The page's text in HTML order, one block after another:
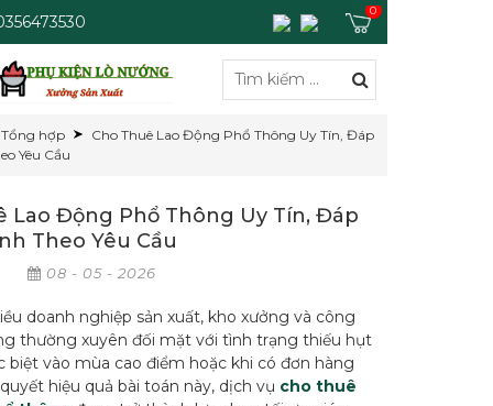
0
Tổng hợp
Cho Thuê Lao Động Phổ Thông Uy Tín, Đáp
Yêu Cầu
Lao Động Phổ Thông Uy Tín, Đáp
Theo Yêu Cầu
08 - 05 - 2026
doanh nghiệp sản xuất, kho xưởng và công
thường xuyên đối mặt với tình trạng thiếu hụt
biệt vào mùa cao điểm hoặc khi có đơn hàng
hiệu quả bài toán này, dịch vụ cho thuê